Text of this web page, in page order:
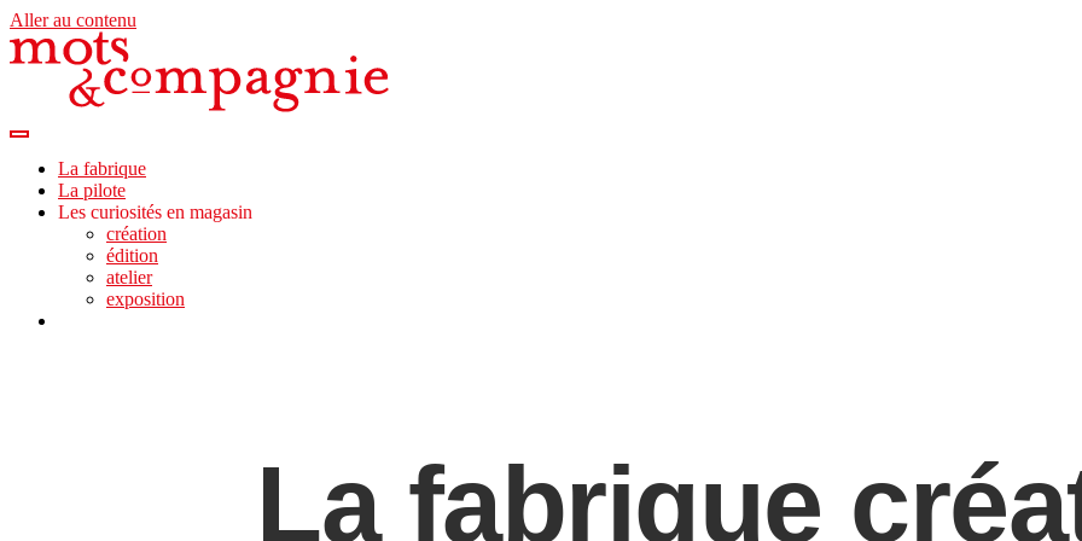
Aller au contenu
La fabrique
La pilote
Les curiosités en magasin
création
édition
atelier
exposition
La fabrique